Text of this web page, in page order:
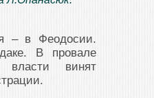
– в Феодосии.
В провале
власти винят